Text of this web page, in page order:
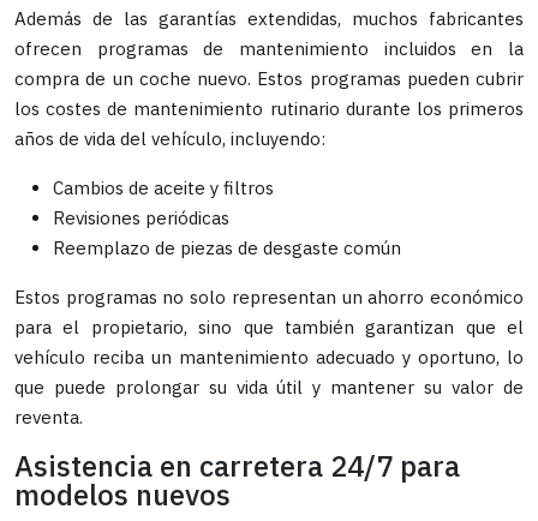
Además de las garantías extendidas, muchos fabricantes
ofrecen programas de mantenimiento incluidos en la
compra de un coche nuevo. Estos programas pueden cubrir
los costes de mantenimiento rutinario durante los primeros
años de vida del vehículo, incluyendo:
Cambios de aceite y filtros
Revisiones periódicas
Reemplazo de piezas de desgaste común
Estos programas no solo representan un ahorro económico
para el propietario, sino que también garantizan que el
vehículo reciba un mantenimiento adecuado y oportuno, lo
que puede prolongar su vida útil y mantener su valor de
reventa.
Asistencia en carretera 24/7 para
modelos nuevos